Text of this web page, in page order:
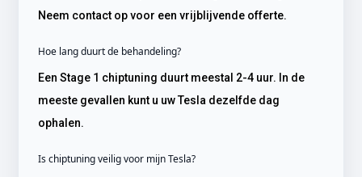
Neem contact op voor een vrijblijvende offerte.
Hoe lang duurt de behandeling?
Een Stage 1 chiptuning duurt meestal 2-4 uur. In de
meeste gevallen kunt u uw Tesla dezelfde dag
ophalen.
Is chiptuning veilig voor mijn Tesla?